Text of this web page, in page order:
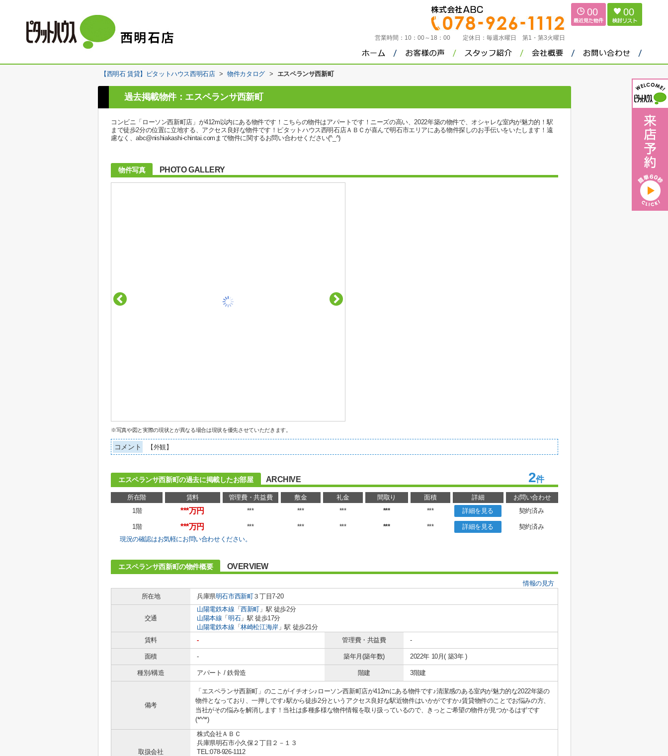
営業時間： 10：00～18：00 定休日： 毎週水曜日 第1・第3火曜日
00 00
【西明石 賃貸】ピタットハウス西明石店 > 物件カタログ > エスペランサ西新町
過去掲載物件：エスペランサ西新町
コンビニ「ローソン西新町店」が412m以内にある物件です！こちらの物件はアパートです！ニーズの高い、2022年築の物件で、オシャレな室内が魅力的！駅
まで徒歩2分の位置に立地する、アクセス良好な物件です！ピタットハウス西明石店ＡＢＣが喜んで明石市エリアにある物件探しのお手伝いをいたします！遠
慮なく、abc@nishiakashi-chintai.comまで物件に関するお問い合わせください(^_^)
物件写真 PHOTO GALLERY
※写真や図と実際の現状とが異なる場合は現状を優先させていただきます。
コメント 【外観】
エスペランサ西新町の過去に掲載したお部屋 ARCHIVE 2件
所在階 賃料 管理費・共益費 敷金 礼金 間取り 面積 詳細
お問い合わせ
1階
***万円 *** *** *** *** *** 詳細を見る 契約済み
1階 ***万円 *** *** *** *** *** 詳細を見る
契約済み
現況の確認はお気軽にお問い合わせください。
エスペランサ西新町の物件概要 OVERVIEW
情報の見方
所在地
兵庫県明石市西新町３丁目7-20
交通
山陽電鉄本線 「西新町 」駅 徒歩2分
山陽本線 「明石」駅 徒歩17分
山陽電鉄本線 「林崎松江海岸」駅 徒歩21分
賃料
- 管理費・共益費 -
面積 - 築年月(築年数) 2022年 10月( 築3年 )
種別/構造 アパート / 鉄骨造 階建 3階建
備考
「エスペランサ西新町」のここがイチオシ♪ローソン西新町店が412mにある物件です♪清潔感のある室内が魅力的な2022年築の
物件となっており、一押しです♪駅から徒歩2分というアクセス良好な駅近物件はいかがですか♪賃貸物件のことでお悩みの方、
当社がその悩みを解消します！当社は多種多様な物件情報を取り扱っているので、きっとご希望の物件が見つかるはずです
(*^^*)
取扱会社
株式会社ＡＢＣ
兵庫県明石市小久保２丁目２－１３
TEL:078-926-1112